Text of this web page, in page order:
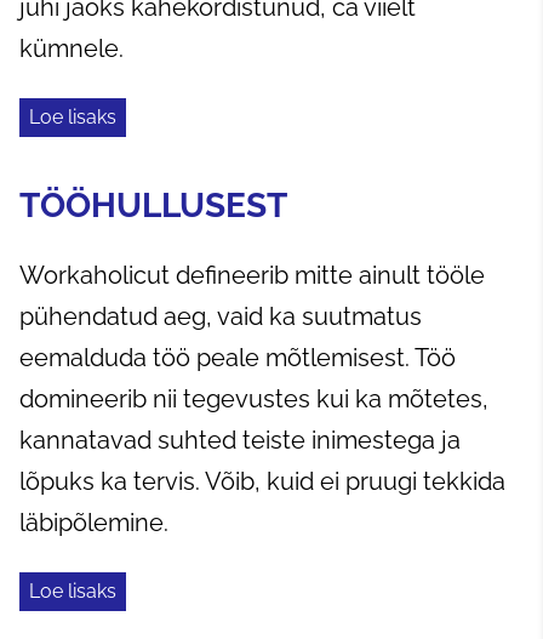
juhi jaoks kahekordistunud, ca viielt
kümnele.
Loe lisaks
TÖÖHULLUSEST
Workaholicut defineerib mitte ainult tööle
pühendatud aeg, vaid ka suutmatus
eemalduda töö peale mõtlemisest. Töö
domineerib nii tegevustes kui ka mõtetes,
kannatavad suhted teiste inimestega ja
lõpuks ka tervis. Võib, kuid ei pruugi tekkida
läbipõlemine.
Loe lisaks